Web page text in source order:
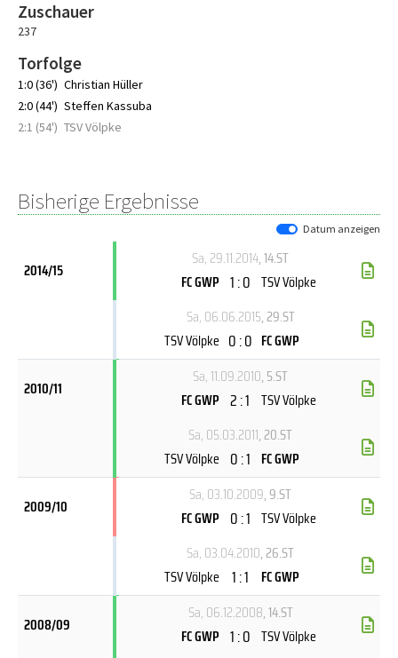
Zuschauer
237
Torfolge
1:0 (36') Christian Hüller
2:0 (44') Steffen Kassuba
2:1 (54') TSV Völpke
Bisherige Ergebnisse
Datum anzeigen
2014/15
Sa, 29.11.2014, 14.ST
FC GWP 1 : 0 TSV Völpke
Sa, 06.06.2015, 29.ST
TSV Völpke 0 : 0 FC GWP
2010/11
Sa, 11.09.2010, 5.ST
FC GWP 2 : 1 TSV Völpke
Sa, 05.03.2011, 20.ST
TSV Völpke 0 : 1 FC GWP
2009/10
Sa, 03.10.2009, 9.ST
FC GWP 0 : 1 TSV Völpke
Sa, 03.04.2010, 26.ST
TSV Völpke 1 : 1 FC GWP
2008/09
Sa, 06.12.2008, 14.ST
FC GWP 1 : 0 TSV Völpke